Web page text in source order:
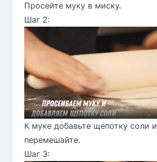
Просейте муку в миску.
Шаг 2:
К муке добавьте щепотку соли и
перемешайте.
Шаг 3: